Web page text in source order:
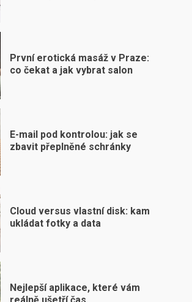
První erotická masáž v Praze:
co čekat a jak vybrat salon
E-mail pod kontrolou: jak se
zbavit přeplněné schránky
Cloud versus vlastní disk: kam
ukládat fotky a data
Nejlepší aplikace, které vám
reálně ušetří čas